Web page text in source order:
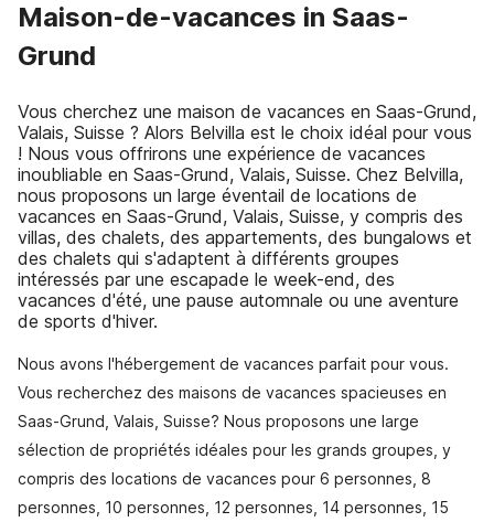
Maison-de-vacances in Saas-
Grund
Vous cherchez une maison de vacances en Saas-Grund,
Valais, Suisse ? Alors Belvilla est le choix idéal pour vous
! Nous vous offrirons une expérience de vacances
inoubliable en Saas-Grund, Valais, Suisse. Chez Belvilla,
nous proposons un large éventail de locations de
vacances en Saas-Grund, Valais, Suisse, y compris des
villas, des chalets, des appartements, des bungalows et
des chalets qui s'adaptent à différents groupes
intéressés par une escapade le week-end, des
vacances d'été, une pause automnale ou une aventure
de sports d'hiver.
Nous avons l'hébergement de vacances parfait pour vous.
Vous recherchez des maisons de vacances spacieuses en
Saas-Grund, Valais, Suisse? Nous proposons une large
sélection de propriétés idéales pour les grands groupes, y
compris des locations de vacances pour 6 personnes, 8
personnes, 10 personnes, 12 personnes, 14 personnes, 15